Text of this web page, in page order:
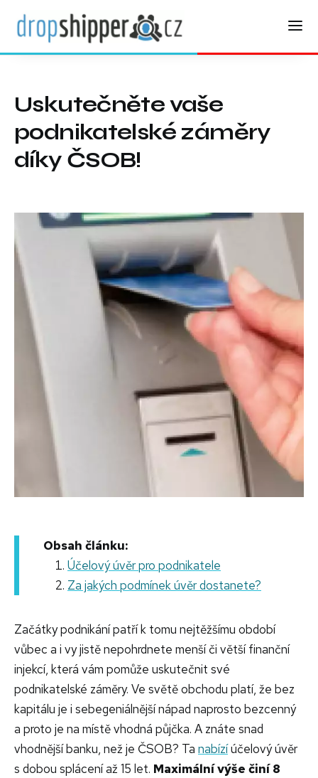
Uskutečněte vaše
podnikatelské záměry
díky ČSOB!
Obsah článku:
Účelový úvěr pro podnikatele
Za jakých podmínek úvěr dostanete?
Začátky podnikání patří k tomu nejtěžšímu období
vůbec a i vy jistě nepohrdnete menší či větší finanční
injekcí, která vám pomůže uskutečnit své
podnikatelské záměry. Ve světě obchodu platí, že bez
kapitálu je i sebegeniálnější nápad naprosto bezcenný
a proto je na místě vhodná půjčka. A znáte snad
vhodnější banku, než je ČSOB? Ta nabízíúčelový úvěr
s dobou splácení až 15 let. Maximální výše činí 8